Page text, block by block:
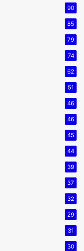
90
85
79
74
62
51
46
46
45
44
39
37
32
29
31
30